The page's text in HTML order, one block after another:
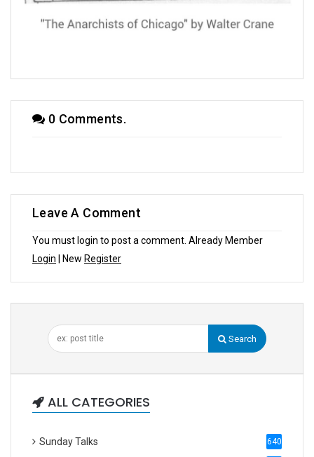
0 Comments.
Leave A Comment
You must login to post a comment. Already Member
Login | New Register
Search
ALL CATEGORIES
Sunday Talks 640